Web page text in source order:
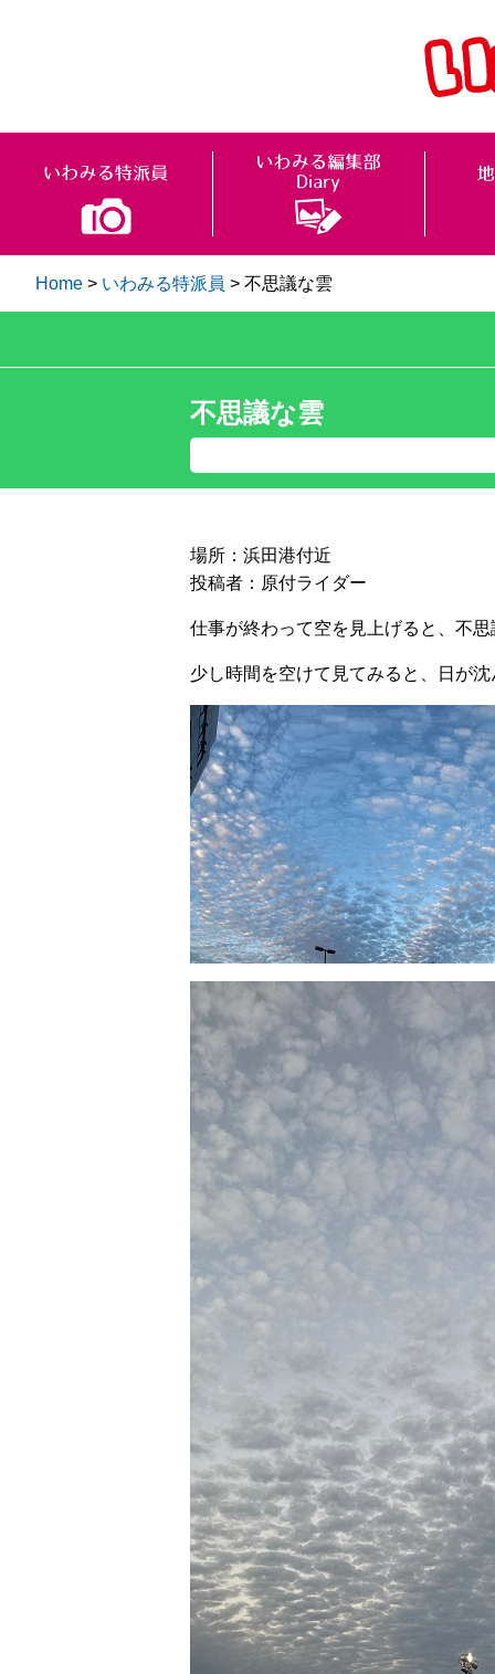
Home > いわみる特派員 > 不思議な雲
不思議な雲
場所：浜田港付近
投稿者：原付ライダー
仕事が終わって空を見上げると、不
少し時間を空けて見てみると、日が